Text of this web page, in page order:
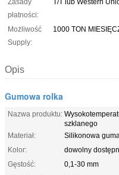
Zasady
płatności:
T/T lub Western
Możliwość
Supply:
1000 TON
Opis
Gumowa rolka
Nazwa produktu:
szklanego
Materiał:
Silikonowa
Kolor:
dowolny
Gęstość:
0,1-30 mm